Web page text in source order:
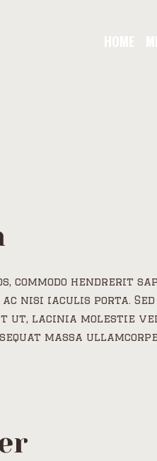
HOME
commodo hendrerit
ac nisi iaculis porta.
ut, lacinia molestie
massa